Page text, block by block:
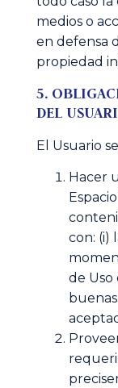
medios o
en defensa
propiedad
5.
DEL
El Usuario
Hacer
con: (i)
de Uso